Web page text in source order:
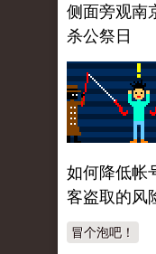
侧面旁观南
杀公祭日
如何降低帐
客盗取的风
冒个泡吧！